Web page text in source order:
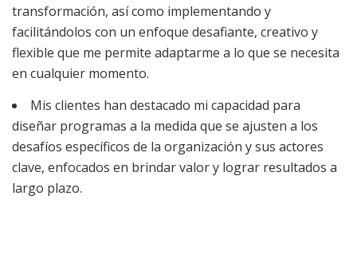
transformación, así como implementando y
facilitándolos con un enfoque desafiante, creativo y
flexible que me permite adaptarme a lo que se necesita
en cualquier momento.
Mis clientes han destacado mi capacidad para
diseñar programas a la medida que se ajusten a los
desafíos específicos de la organización y sus actores
clave, enfocados en brindar valor y lograr resultados a
largo plazo.